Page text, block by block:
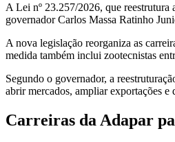
A Lei nº 23.257/2026, que reestrutura
governador Carlos Massa Ratinho
A nova legislação reorganiza as
medida também inclui zootecnistas
Segundo o governador, a
abrir mercados, ampliar exportações
Carreiras da Adapar